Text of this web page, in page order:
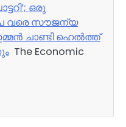
ഒരു
വരെ സൗജന്യ
ചാണ്ടി ഹെൽത്ത്
The Economic